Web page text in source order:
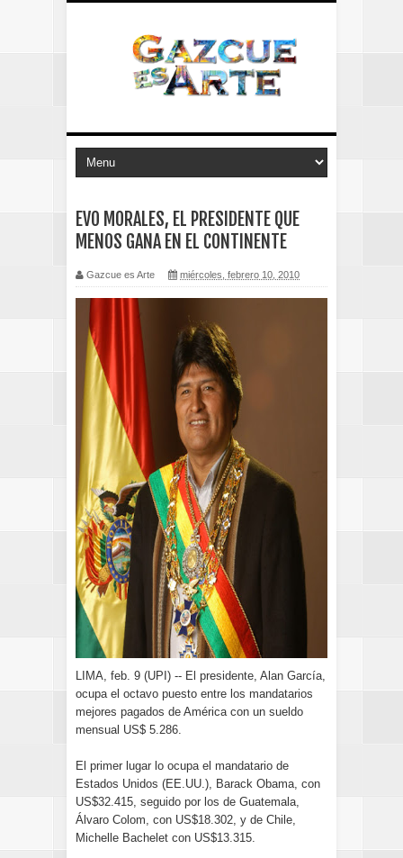
EVO MORALES, EL PRESIDENTE QUE
MENOS GANA EN EL CONTINENTE
Gazcue es Arte miércoles, febrero 10, 2010
LIMA, feb. 9 (UPI) -- El presidente, Alan García,
ocupa el octavo puesto entre los mandatarios
mejores pagados de América con un sueldo
mensual US$ 5.286.
El primer lugar lo ocupa el mandatario de
Estados Unidos (EE.UU.), Barack Obama, con
US$32.415, seguido por los de Guatemala,
Álvaro Colom, con US$18.302, y de Chile,
Michelle Bachelet con US$13.315.